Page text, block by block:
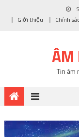
Giới thiệu
Chính
ÂM
Tin âm